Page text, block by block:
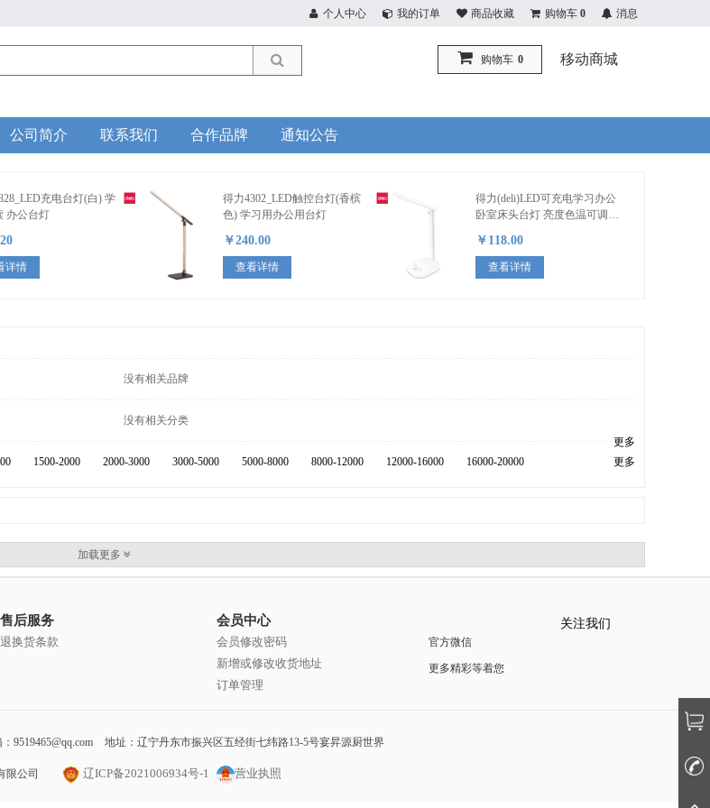
个人中心 我的订单 商品收藏 购物车 0 消息
购物车 0 移动商城
公司简介 联系我们 合作品牌 通知公告
充电台灯(白) 学
办公台灯
详情
得力4302_LED触控台灯(香槟
色) 学习用办公用台灯
￥240.00
查看详情
得力(deli)LED可充电学习办公
卧室床头台灯 亮度色温可调卧
￥118.00
查看详情
没有相关品牌
没有相关分类
更多
1500-2000 2000-3000 3000-5000 5000-8000 8000-12000 12000-16000 16000-20000 更多
加载更多
售后服务
退换货条款
会员中心
会员修改密码
新增或修改收货地址
订单管理
官方微信
更多精彩等着您
关注我们
9519465@qq.com 地址：辽宁丹东市振兴区五经街七纬路13-5号宴昇源厨世界
限公司 辽ICP备2021006934号-1 营业执照